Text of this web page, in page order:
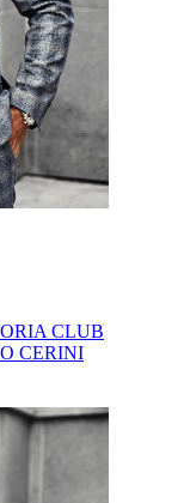
CLUB
CERINI